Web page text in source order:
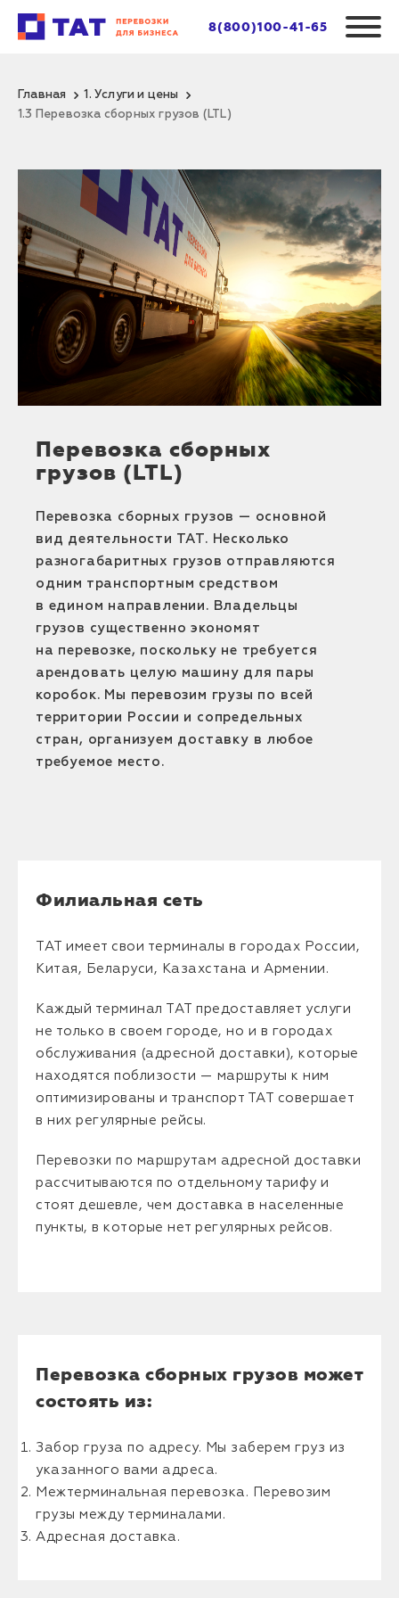
8(800)100-41-65
Главная
1. Услуги и цены
1.3 Перевозка сборных грузов (LTL)
Перевозка сборных
грузов (LTL)
Перевозка сборных грузов — основной
вид деятельности ТАТ. Несколько
разногабаритных грузов отправляются
одним транспортным средством
в едином направлении. Владельцы
грузов существенно экономят
на перевозке, поскольку не требуется
арендовать целую машину для пары
коробок. Мы перевозим грузы по всей
территории России и сопредельных
стран, организуем доставку в любое
требуемое место.
Филиальная сеть
ТАТ имеет свои терминалы в городах России,
Китая, Беларуси, Казахстана и Армении.
Каждый терминал ТАТ предоставляет услуги
не только в своем городе, но и в городах
обслуживания (адресной доставки), которые
находятся поблизости — маршруты к ним
оптимизированы и транспорт ТАТ совершает
в них регулярные рейсы.
Перевозки по маршрутам адресной доставки
рассчитываются по отдельному тарифу и
стоят дешевле, чем доставка в населенные
пункты, в которые нет регулярных рейсов.
Перевозка сборных грузов может
состоять из:
Забор груза по адресу. Мы заберем груз из
указанного вами адреса.
Межтерминальная перевозка. Перевозим
грузы между терминалами.
Адресная доставка.